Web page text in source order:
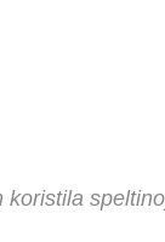
koristila